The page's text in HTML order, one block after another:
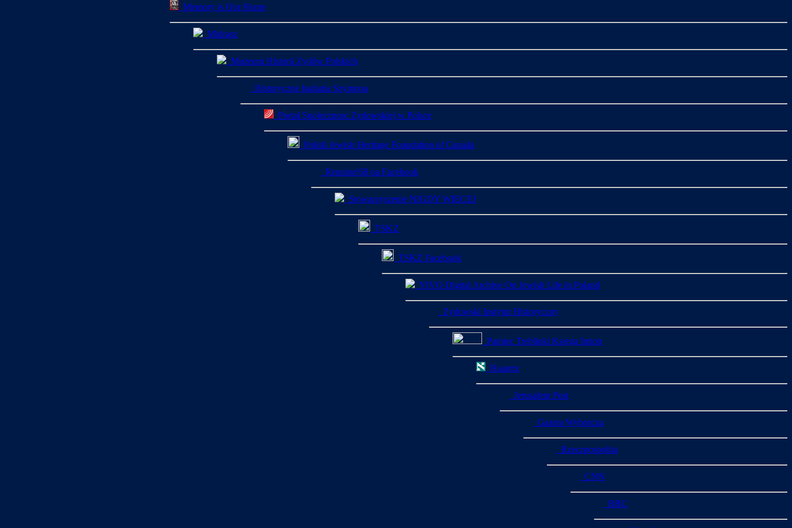
Memory is Our Home
Midrasz
Muzeum Historii Zydów Polskich
Historyczne badania Szymona
Portal Spolecznosc Zydowskiej w Polsce
Polish Jewish Heritage Foundation of Canada
Reunion'68 na Facebook
Stowarzyszenie NIGDY WIECEJ
TSKZ
TSKZ Facebook
YIVO Digital Archive On Jewish Life in Poland
Zydowski Instytut Historyczny
Pamiec Treblinki Ksiega Imion
Haaretz
Jerusalem Post
Gazeta Wyborcza
Rzeczpospolita
CNN
BBC